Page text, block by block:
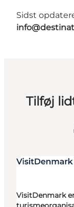
Sidst
Tilføj
VisitDenmark